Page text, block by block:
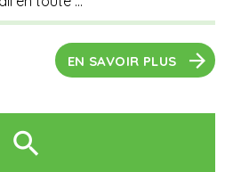
EN SAVOIR PLUS